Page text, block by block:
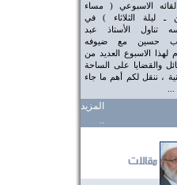
الاسبوعي ( مساء
ـ ليلة الثلاثاء ) في
تناول الأستاذ عبد
حسين مع ضيوفه
لهذا الاسبوع العديد من
والقضايا على الساحة
، ننقل لكم أهم ما جاء
المزيد
..